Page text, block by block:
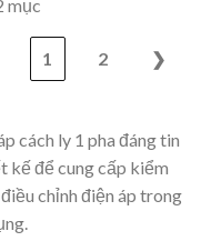
mục
1 2 ❯
cách ly 1 pha đáng tin
để cung cấp kiểm
chỉnh điện áp trong